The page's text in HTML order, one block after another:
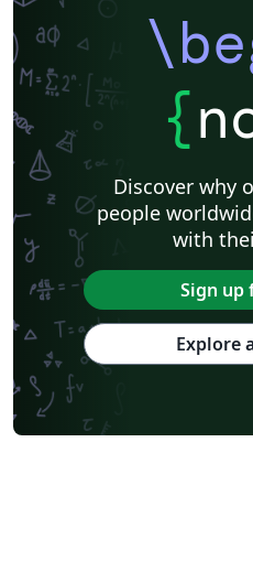
{
Discover why
people
with
Sign up
Explore